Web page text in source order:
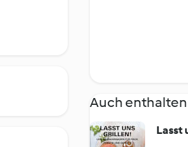
Auch
Lasst